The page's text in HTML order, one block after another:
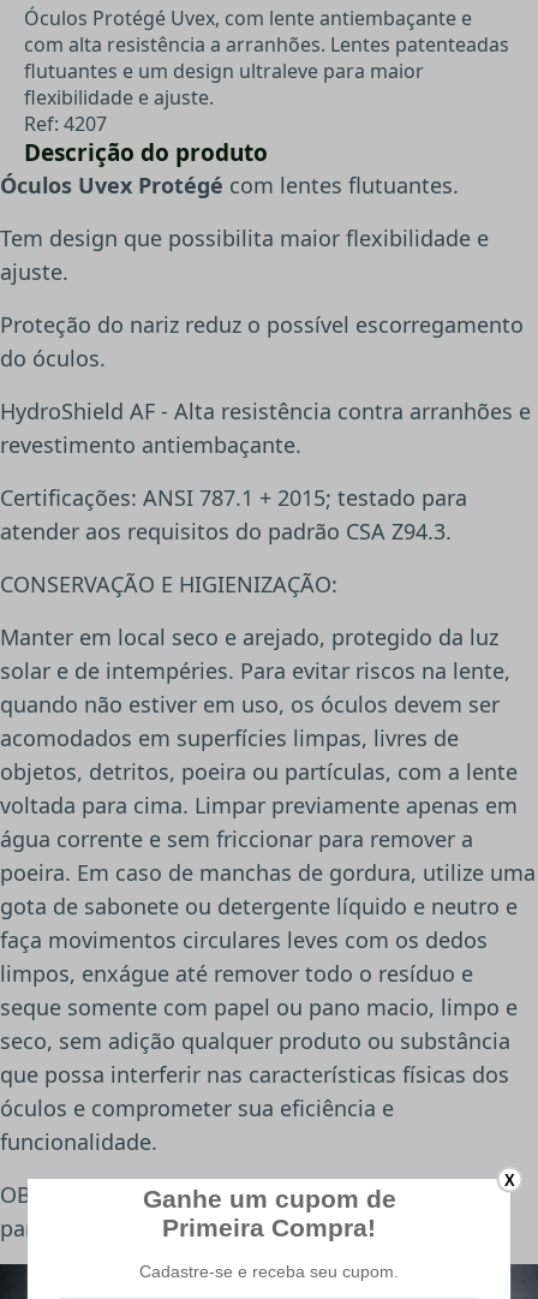
Óculos Protégé Uvex, com lente antiembaçante e
com alta resistência a arranhões. Lentes patenteadas
flutuantes e um design ultraleve para maior
flexibilidade e ajuste.
Ref: 4207
Descrição do produto
Óculos Uvex Protégé com lentes flutuantes.
Tem design que possibilita maior flexibilidade e
ajuste.
Proteção do nariz reduz o possível escorregamento
do óculos.
HydroShield AF - Alta resistência contra arranhões e
revestimento antiembaçante.
Certificações: ANSI 787.1 + 2015; testado para
atender aos requisitos do padrão CSA Z94.3.
CONSERVAÇÃO E HIGIENIZAÇÃO:
Manter em local seco e arejado, protegido da luz
solar e de intempéries. Para evitar riscos na lente,
quando não estiver em uso, os óculos devem ser
acomodados em superfícies limpas, livres de
objetos, detritos, poeira ou partículas, com a lente
voltada para cima. Limpar previamente apenas em
água corrente e sem friccionar para remover a
poeira. Em caso de manchas de gordura, utilize uma
gota de sabonete ou detergente líquido e neutro e
faça movimentos circulares leves com os dedos
limpos, enxágue até remover todo o resíduo e
seque somente com papel ou pano macio, limpo e
seco, sem adição qualquer produto ou substância
que possa interferir nas características físicas dos
óculos e comprometer sua eficiência e
funcionalidade.
OBS.: O papel não poderá ser friccionado na lente
para não riscá-la.
X